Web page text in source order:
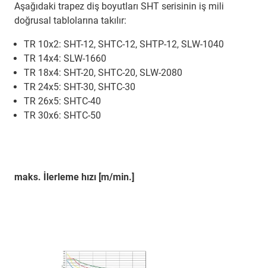
Aşağıdaki trapez diş boyutları SHT serisinin iş mili
doğrusal tablolarına takılır:
TR 10x2: SHT-12, SHTC-12, SHTP-12, SLW-1040
TR 14x4: SLW-1660
TR 18x4: SHT-20, SHTC-20, SLW-2080
TR 24x5: SHT-30, SHTC-30
TR 26x5: SHTC-40
TR 30x6: SHTC-50
maks. İlerleme hızı [m/min.]